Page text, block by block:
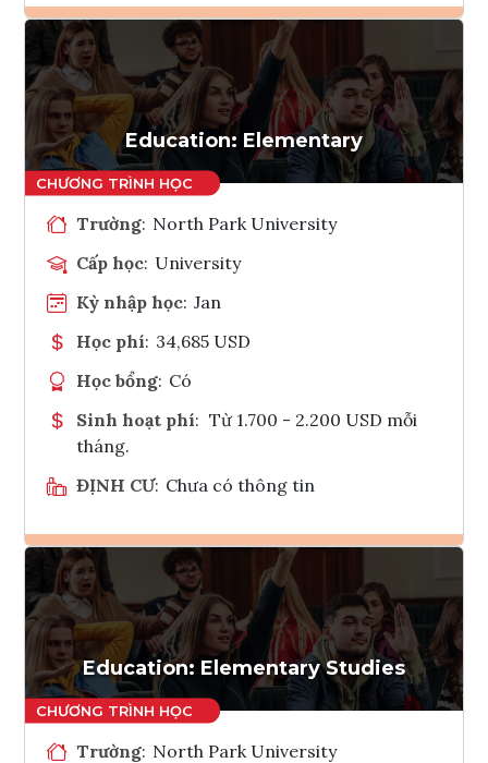
Ghi danh
Tham vấn Interlink
Education: Elementary
Trường: North Park University
Cấp học: University
Kỳ nhập học: Jan
Học phí: 34,685 USD
Học bổng: Có
Sinh hoạt phí: Từ 1.700 - 2.200 USD mỗi
tháng.
ĐỊNH CƯ: Chưa có thông tin
Ghi danh
Tham vấn Interlink
Education: Elementary Studies
Trường: North Park University